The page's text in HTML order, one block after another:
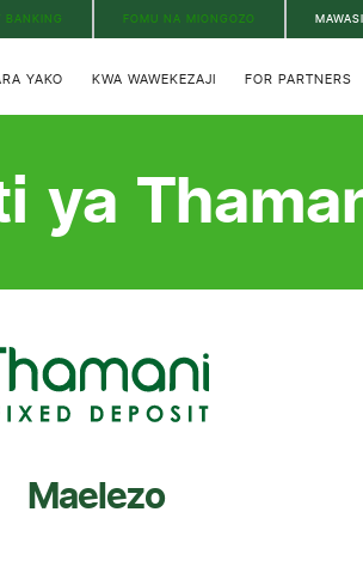
BANKING FOMU NA MIONGOZO
YAKO KWA WAWEKEZAJI FOR PARTNERS
ya
Maelezo